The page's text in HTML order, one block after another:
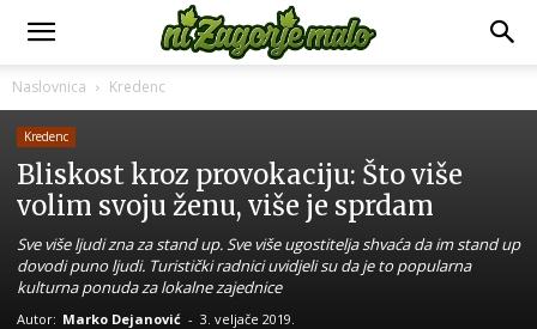
Naslovnica Kredenc
Kredenc
Bliskost kroz provokaciju: Što više
volim svoju ženu, više je sprdam
Sve više ljudi zna za stand up. Sve više ugostitelja shvaća da im stand up
dovodi puno ljudi. Turistički radnici uvidjeli su da je to popularna
kulturna ponuda za lokalne zajednice
Autor: Marko Dejanović - 3. veljače 2019.